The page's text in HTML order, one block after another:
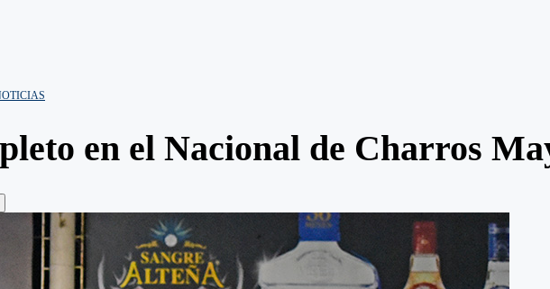
en el Nacional de Charros